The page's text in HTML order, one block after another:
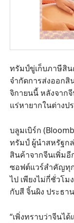
ทรัมป์ขู่เก็บภาษีสิน
จำกัดการส่งออกสิ
จิกายนนี้ หลังจาก
แร่หายากในต่างป
บลูมเบิร์ก
ทรัมป์ ผู้นำสหรัฐก
สินค้าจากจีนเพิ่มอี
ซอฟต์แวร์สำคัญทุ
ไป เพียงไม่กี่ชั่วโม
กับสี จิ้นผิง ประธา
“เพิ่งทราบว่าจีนไ